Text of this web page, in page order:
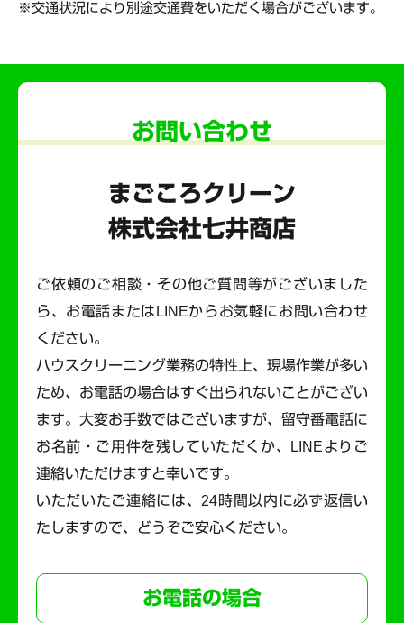
交通状況により別途交通費をいただく場合がございます。
お問い合わせ
まごころクリーン
株式会社七井商店
ご依頼のご相談・その他ご質問等がございました
ら、お電話またはLINEからお気軽にお問い合わせ
ください。
ハウスクリーニング業務の特性上、現場作業が多い
ため、お電話の場合はすぐ出られないことがござい
ます。 大変お手数ではございますが、留守番電話に
お名前・ご用件を残していただくか、LINEよりご
連絡いただけますと幸いです。
いただいたご連絡には、24時間以内に必ず返信い
たしますので、どうぞご安心ください。
お電話の場合